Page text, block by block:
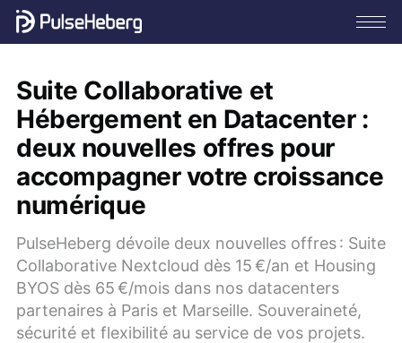
Suite Collaborative et
Hébergement en Datacenter :
deux nouvelles offres pour
accompagner votre croissance
numérique
PulseHeberg dévoile deux nouvelles offres : Suite
Collaborative Nextcloud dès 15 €/an et Housing
BYOS dès 65 €/mois dans nos datacenters
partenaires à Paris et Marseille. Souveraineté,
sécurité et flexibilité au service de vos projets.